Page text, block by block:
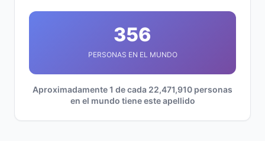
356
PERSONAS EN EL MUNDO
Aproximadamente 1 de cada 22,471,910 personas
en el mundo tiene este apellido